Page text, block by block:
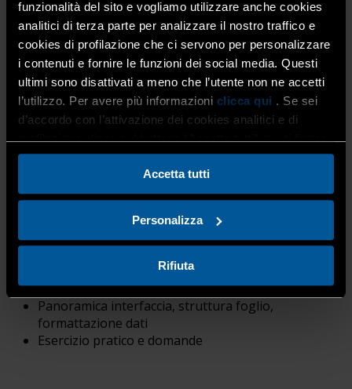
funzionalità del sito e vogliamo utilizzare anche cookies
analitici di terza parte per analizzare il nostro traffico e
cookies di profilazione che ci servono per personalizzare
i contenuti e fornire le funzioni dei social media. Questi
ultimi sono disattivati a meno che l’utente non ne accetti
l’utilizzo. Per avere più informazioni clicca qui . Se sei
d’accordo con l’attivazione dei cookies analitici e di
profilazione clicca sul bottone “Accetta tutti” qui di fianco.
Accetta tutti
Personalizza
Rifiuta
Sede del corso:
Confartigianato Imprese Bergamo Via
Torretta, 12 – Bergamo. Disponibilità di parcheggio
interno.
Panoramica interfaccia, struttura foglio,
formattazione dati
Esercizio pratico e domande